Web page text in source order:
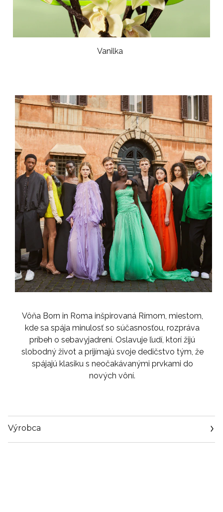
Vanilka
Vôňa Born in Roma inšpirovaná Rímom, miestom,
kde sa spája minulosť so súčasnosťou, rozpráva
príbeh o sebavyjadrení. Oslavuje ľudí, ktorí žijú
slobodný život a prijímajú svoje dedičstvo tým, že
spájajú klasiku s neočakávanými prvkami do
nových vôní.
Výrobca